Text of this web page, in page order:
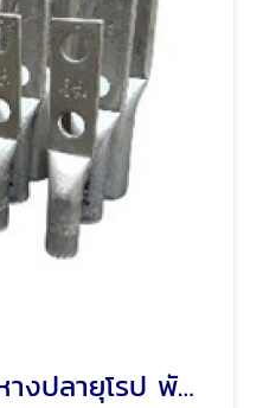
ร้านขายหางปลา หางปลายุโรป พัทยา ชลบุรี